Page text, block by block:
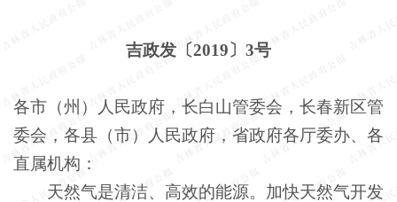
吉政发〔2019〕3号
各市（州）人民政府，长白山管委会，长春新区管
委会，各县（市）人民政府，省政府各厅委办、各
直属机构：
天然气是清洁、高效的能源。加快天然气开发